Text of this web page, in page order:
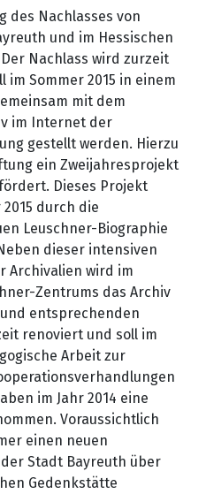
des Nachlasses von
und im Hessischen
Nachlass wird zurzeit
Sommer 2015 in einem
mit dem
im Internet der
gestellt werden. Hierzu
ein Zweijahresprojekt
Dieses Projekt
durch die
Leuschner-Biographie
dieser intensiven
Archivalien wird im
Zentrums das Archiv
entsprechenden
renoviert und soll im
Arbeit zur
im Jahr 2014 eine
Voraussichtlich
einen neuen
Stadt Bayreuth über
Gedenkstätte